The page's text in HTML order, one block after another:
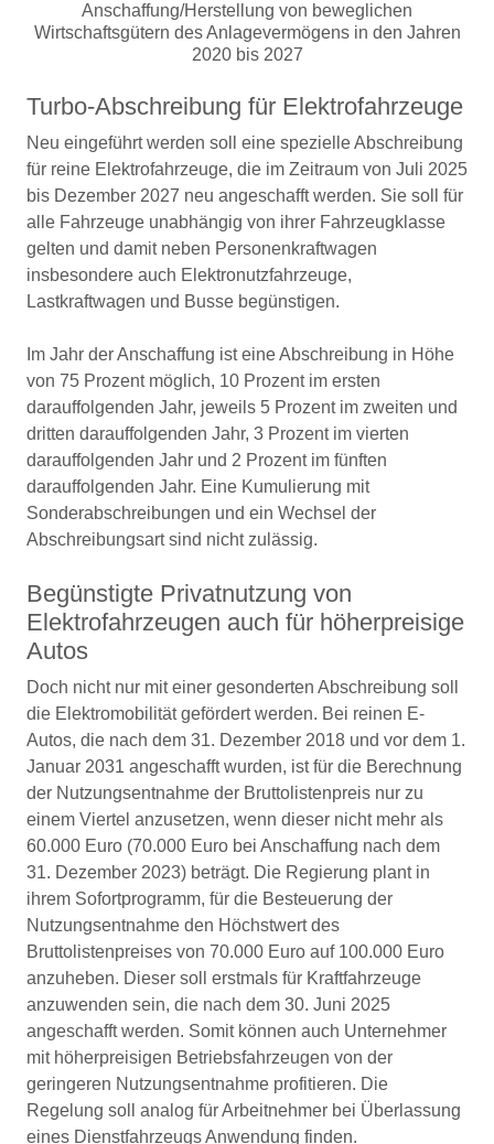
Anschaffung/Herstellung von beweglichen
Wirtschaftsgütern des Anlagevermögens in den Jahren
2020 bis 2027
Turbo-Abschreibung für Elektrofahrzeuge
Neu eingeführt werden soll eine spezielle Abschreibung
für reine Elektrofahrzeuge, die im Zeitraum von Juli 2025
bis Dezember 2027 neu angeschafft werden. Sie soll für
alle Fahrzeuge unabhängig von ihrer Fahrzeugklasse
gelten und damit neben Personenkraftwagen
insbesondere auch Elektronutzfahrzeuge,
Lastkraftwagen und Busse begünstigen.
Im Jahr der Anschaffung ist eine Abschreibung in Höhe
von 75 Prozent möglich, 10 Prozent im ersten
darauffolgenden Jahr, jeweils 5 Prozent im zweiten und
dritten darauffolgenden Jahr, 3 Prozent im vierten
darauffolgenden Jahr und 2 Prozent im fünften
darauffolgenden Jahr. Eine Kumulierung mit
Sonderabschreibungen und ein Wechsel der
Abschreibungsart sind nicht zulässig.
Begünstigte Privatnutzung von
Elektrofahrzeugen auch für höherpreisige
Autos
Doch nicht nur mit einer gesonderten Abschreibung soll
die Elektromobilität gefördert werden. Bei reinen E-
Autos, die nach dem 31. Dezember 2018 und vor dem 1.
Januar 2031 angeschafft wurden, ist für die Berechnung
der Nutzungsentnahme der Bruttolistenpreis nur zu
einem Viertel anzusetzen, wenn dieser nicht mehr als
60.000 Euro (70.000 Euro bei Anschaffung nach dem
31. Dezember 2023) beträgt. Die Regierung plant in
ihrem Sofortprogramm, für die Besteuerung der
Nutzungsentnahme den Höchstwert des
Bruttolistenpreises von 70.000 Euro auf 100.000 Euro
anzuheben. Dieser soll erstmals für Kraftfahrzeuge
anzuwenden sein, die nach dem 30. Juni 2025
angeschafft werden. Somit können auch Unternehmer
mit höherpreisigen Betriebsfahrzeugen von der
geringeren Nutzungsentnahme profitieren. Die
Regelung soll analog für Arbeitnehmer bei Überlassung
eines Dienstfahrzeugs Anwendung finden.